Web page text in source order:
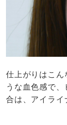
仕上がりはこん
うな血色感で
合は、アイライ